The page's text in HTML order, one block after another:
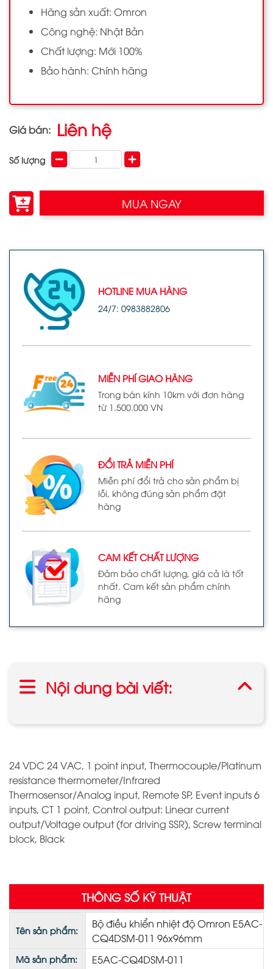
Hãng sản xuất: Omron
Công nghệ: Nhật Bản
Chất lượng: Mới 100%
Bảo hành: Chính hãng
Giá bán: Liên hệ
Số lượng
MUA NGAY
HOTLINE MUA HÀNG
24/7: 0983882806
MIỄN PHÍ GIAO HÀNG
Trong bán kính 10km với đơn hàng
từ 1.500.000 VN
ĐỔI TRẢ MIỄN PHÍ
Miễn phí đổi trả cho sản phẩm bị
lỗi, không đúng sản phẩm đặt
hàng
CAM KẾT CHẤT LƯỢNG
Đảm bảo chất lượng, giá cả là tốt
nhất. Cam kết sản phẩm chính
hãng
Nội dung bài viết:
24 VDC 24 VAC, 1 point input, Thermocouple/Platinum
resistance thermometer/Infrared
Thermosensor/Analog input, Remote SP, Event inputs 6
inputs, CT 1 point, Control output: Linear current
output/Voltage output (for driving SSR), Screw terminal
block, Black
THÔNG SỐ KỸ THUẬT
Tên sản phẩm:
Bộ điều khiển nhiệt độ Omron E5AC-
CQ4DSM-011 96x96mm
Mã sản phẩm: E5AC-CQ4DSM-011